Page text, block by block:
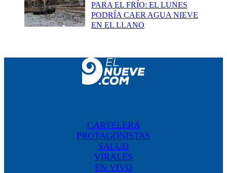
PARA EL FRÍO: EL LUNES
PODRÍA CAER AGUA NIEVE
EN EL LLANO
CARTELERA
PROTAGONISTAS
SALUD
VIRALES
EN VIVO